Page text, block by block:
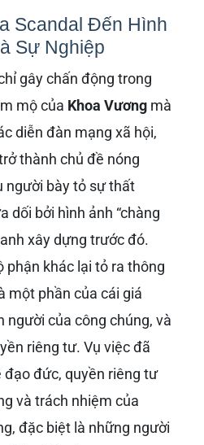
Scandal Đến Hình
Sự Nghiệp
gây chấn động trong
mộ của Khoa Vương mà
diễn đàn mạng xã hội,
thành chủ đề nóng
người bày tỏ sự thất
dối bởi hình ảnh “chàng
xây dựng trước đó.
phận khác lại tỏ ra thông
một phần của cái giá
người của công chúng, và
riêng tư. Vụ việc đã
đạo đức, quyền riêng tư
và trách nhiệm của
đặc biệt là những người